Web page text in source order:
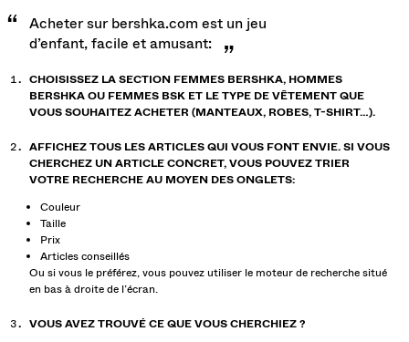
Acheter sur bershka.com est un jeu
d’enfant, facile et amusant:
CHOISISSEZ LA SECTION FEMMES BERSHKA, HOMMES
BERSHKA OU FEMMES BSK ET LE TYPE DE VÊTEMENT QUE
VOUS SOUHAITEZ ACHETER (MANTEAUX, ROBES, T-SHIRT…).
AFFICHEZ TOUS LES ARTICLES QUI VOUS FONT ENVIE. SI VOUS
CHERCHEZ UN ARTICLE CONCRET, VOUS POUVEZ TRIER
VOTRE RECHERCHE AU MOYEN DES ONGLETS:
Couleur
Taille
Prix
Articles conseillés
Ou si vous le préférez, vous pouvez utiliser le moteur de recherche situé
en bas à droite de l’écran.
VOUS AVEZ TROUVÉ CE QUE VOUS CHERCHIEZ ?